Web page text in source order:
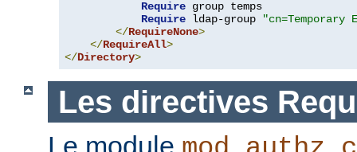
Require group temps
Require ldap-group
"cn=Temporary
</RequireNone>
</RequireAll>
</Directory>
Les directives
Le module